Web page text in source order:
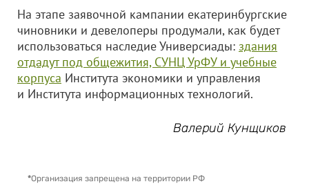
На этапе заявочной кампании екатеринбургские
чиновники и девелоперы продумали, как будет
использоваться наследие Универсиады: здания
отдадут под общежития, СУНЦ УрФУ и учебные
корпуса Института экономики и управления
и Института информационных технологий.
Валерий Кунщиков
*Организация запрещена на территории РФ